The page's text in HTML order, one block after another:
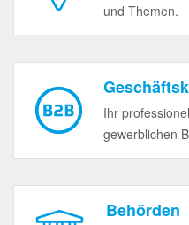
und Themen.
Ihr
gewerblichen
Behörden